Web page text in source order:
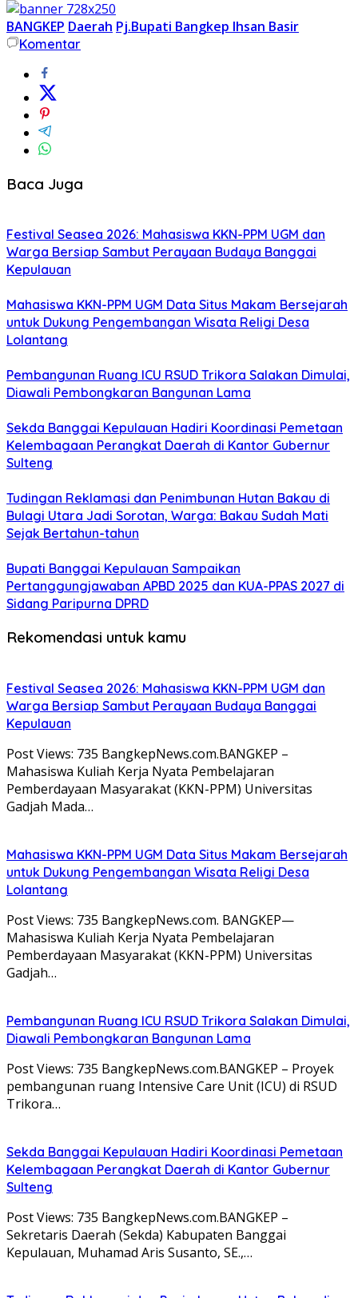
BANGKEP Daerah Pj.Bupati Bangkep Ihsan Basir
Komentar
Baca Juga
Festival Seasea 2026: Mahasiswa KKN-PPM UGM dan
Warga Bersiap Sambut Perayaan Budaya Banggai
Kepulauan
Mahasiswa KKN-PPM UGM Data Situs Makam Bersejarah
untuk Dukung Pengembangan Wisata Religi Desa
Lolantang
Pembangunan Ruang ICU RSUD Trikora Salakan Dimulai,
Diawali Pembongkaran Bangunan Lama
Sekda Banggai Kepulauan Hadiri Koordinasi Pemetaan
Kelembagaan Perangkat Daerah di Kantor Gubernur
Sulteng
Tudingan Reklamasi dan Penimbunan Hutan Bakau di
Bulagi Utara Jadi Sorotan, Warga: Bakau Sudah Mati
Sejak Bertahun-tahun
Bupati Banggai Kepulauan Sampaikan
Pertanggungjawaban APBD 2025 dan KUA-PPAS 2027 di
Sidang Paripurna DPRD
Rekomendasi untuk kamu
Festival Seasea 2026: Mahasiswa KKN-PPM UGM dan
Warga Bersiap Sambut Perayaan Budaya Banggai
Kepulauan
Post Views: 735 BangkepNews.com.BANGKEP –
Mahasiswa Kuliah Kerja Nyata Pembelajaran
Pemberdayaan Masyarakat (KKN-PPM) Universitas
Gadjah Mada…
Mahasiswa KKN-PPM UGM Data Situs Makam Bersejarah
untuk Dukung Pengembangan Wisata Religi Desa
Lolantang
Post Views: 735 BangkepNews.com. BANGKEP—
Mahasiswa Kuliah Kerja Nyata Pembelajaran
Pemberdayaan Masyarakat (KKN-PPM) Universitas
Gadjah…
Pembangunan Ruang ICU RSUD Trikora Salakan Dimulai,
Diawali Pembongkaran Bangunan Lama
Post Views: 735 BangkepNews.com.BANGKEP – Proyek
pembangunan ruang Intensive Care Unit (ICU) di RSUD
Trikora…
Sekda Banggai Kepulauan Hadiri Koordinasi Pemetaan
Kelembagaan Perangkat Daerah di Kantor Gubernur
Sulteng
Post Views: 735 BangkepNews.com.BANGKEP –
Sekretaris Daerah (Sekda) Kabupaten Banggai
Kepulauan, Muhamad Aris Susanto, SE.,…